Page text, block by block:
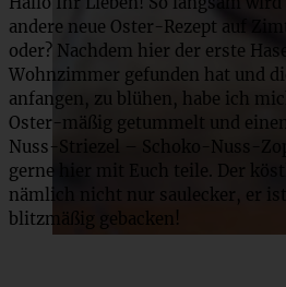
andere neue Oster-Rezept auf
oder? Nachdem hier der erste
Wohnzimmer gefunden hat und
anfangen, zu blühen, habe ich
Oster-mäßig getummelt und
Nuss-Striezel – Schoko-Nuss-
gerne hier mit Euch teile. Der
nämlich nicht nur saulecker, er
blitzmäßig gebacken!